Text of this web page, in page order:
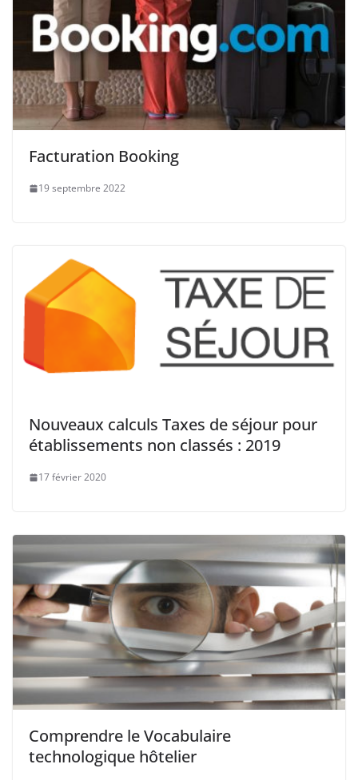
Facturation Booking
19 septembre 2022
Nouveaux calculs Taxes de séjour pour
établissements non classés : 2019
17 février 2020
Comprendre le Vocabulaire
technologique hôtelier